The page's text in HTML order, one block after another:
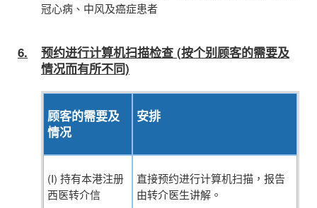
冠心病、中风及癌症患者
6.
预约进行计算机扫描检查 (按个别顾客的需要及
情况而有所不同)
顾客的需要及
情况
安排
(I) 持有本港注册
西医转介信
直接预约进行计算机扫描，报告
由转介医生讲解。